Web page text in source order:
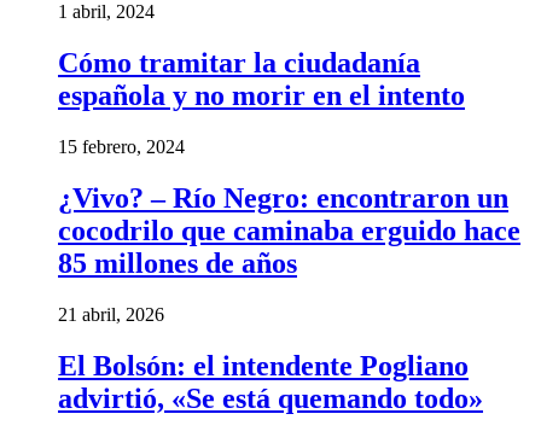
1 abril, 2024
Cómo tramitar la ciudadanía
española y no morir en el intento
15 febrero, 2024
¿Vivo? – Río Negro: encontraron un
cocodrilo que caminaba erguido hace
85 millones de años
21 abril, 2026
El Bolsón: el intendente Pogliano
advirtió, «Se está quemando todo»